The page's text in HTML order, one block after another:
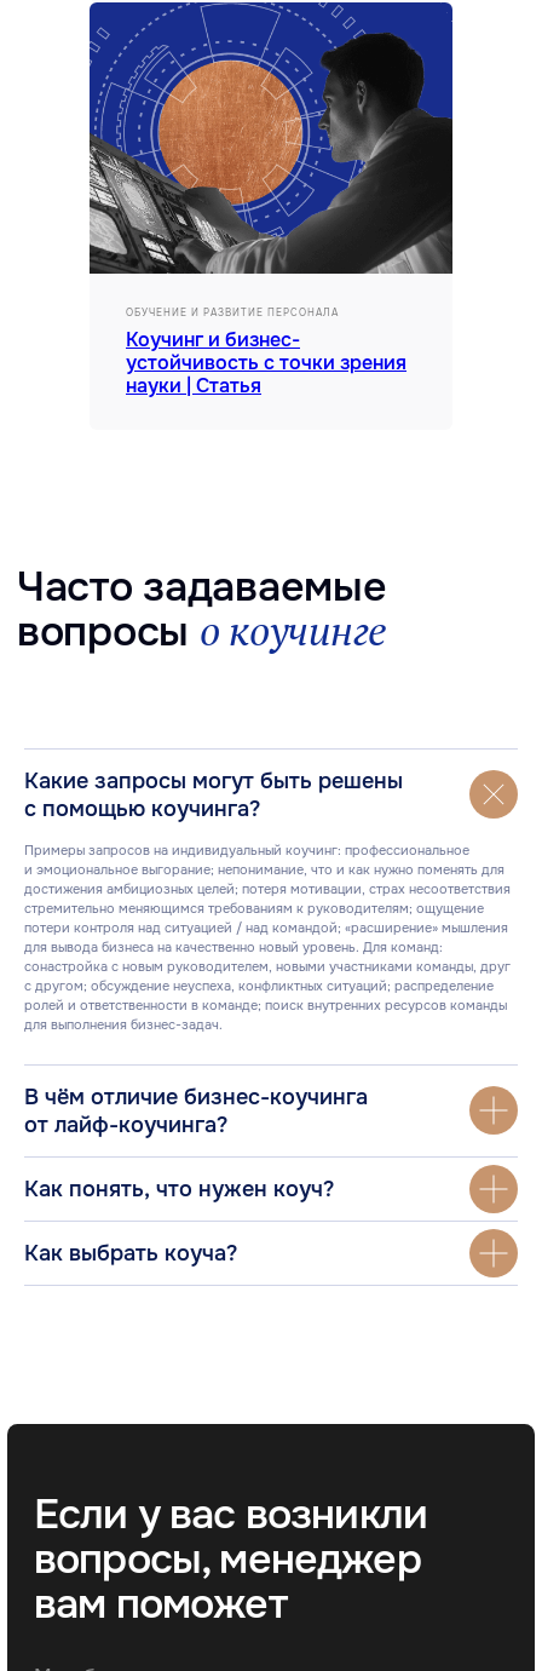
ОБУЧЕНИЕ И РАЗВИТИЕ ПЕРСОНАЛА
Коучинг и бизнес-
устойчивость с точки зрения
науки | Статья
Какие запросы могут быть решены
с помощью коучинга?
Примеры запросов на индивидуальный коучинг: профессиональное
и эмоциональное выгорание; непонимание, что и как нужно поменять для
достижения амбициозных целей; потеря мотивации, страх несоответствия
стремительно меняющимся требованиям к руководителям; ощущение
потери контроля над ситуацией / над командой; «расширение» мышления
для вывода бизнеса на качественно новый уровень. Для команд:
сонастройка с новым руководителем, новыми участниками команды, друг
с другом; обсуждение неуспеха, конфликтных ситуаций; распределение
ролей и ответственности в команде; поиск внутренних ресурсов команды
для выполнения бизнес-задач.
В чём отличие бизнес-коучинга
от лайф-коучинга?
Как понять, что нужен коуч?
Как выбрать коуча?